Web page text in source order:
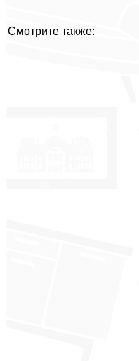
Смотрите также: